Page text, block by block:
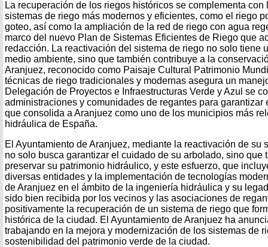
La recuperación de los riegos históricos se complementa
sistemas de riego más modernos y eficientes, como el riego
goteo, así como la ampliación de la red de riego con agua
marco del nuevo Plan de Sistemas Eficientes de Riego que
redacción. La reactivación del sistema de riego no solo tiene
medio ambiente, sino que también contribuye a la
Aranjuez, reconocido como Paisaje Cultural Patrimonio
técnicas de riego tradicionales y modernas asegura un
Delegación de Proyectos e Infraestructuras Verde y Azul se
administraciones y comunidades de regantes para garantizar
que consolida a Aranjuez como uno de los municipios más
hidráulica de España.
El Ayuntamiento de Aranjuez, mediante la reactivación de su
no solo busca garantizar el cuidado de su arbolado, sino que
preservar su patrimonio hidráulico, y este esfuerzo, que
diversas entidades y la implementación de tecnologías
de Aranjuez en el ámbito de la ingeniería hidráulica y su
sido bien recibida por los vecinos y las asociaciones de
positivamente la recuperación de un sistema de riego que
histórica de la ciudad. El Ayuntamiento de Aranjuez ha
trabajando en la mejora y modernización de los sistemas de
sostenibilidad del patrimonio verde de la ciudad.